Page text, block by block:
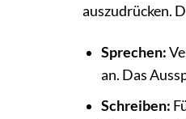
auszudrücken.
Sprechen:
an. Das
Schreiben: